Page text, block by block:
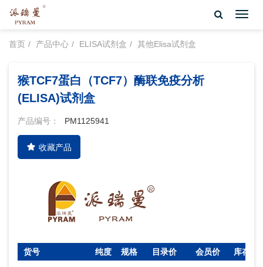
首页
产品中心 ELISA试剂盒 其他Elisa试剂盒
猴TCF7蛋白（TCF7）酶联免疫分析
(ELISA)试剂盒
产品编号： PM1125941
收藏产品
货号 纯度 规格 目录价 会员价 库存